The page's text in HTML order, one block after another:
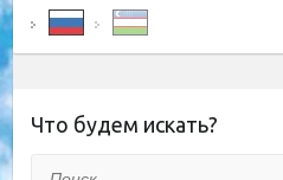
Что будем искать?